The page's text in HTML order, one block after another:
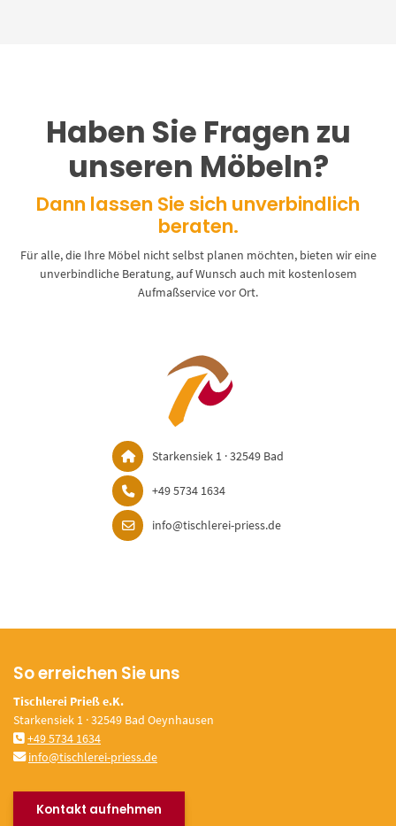
Haben Sie Fragen zu
unseren Möbeln?
Dann lassen Sie sich unverbindlich
beraten.
Für alle, die Ihre Möbel nicht selbst planen möchten, bieten wir eine
unverbindliche Beratung, auf Wunsch auch mit kostenlosem
Aufmaßservice vor Ort.
Starkensiek 1 · 32549 Bad
+49 5734 1634
info@tischlerei-priess.de
So erreichen Sie uns
Tischlerei Prieß e.K.
Starkensiek 1 · 32549 Bad Oeynhausen
+49 5734 1634
info@tischlerei-priess.de
Kontakt aufnehmen